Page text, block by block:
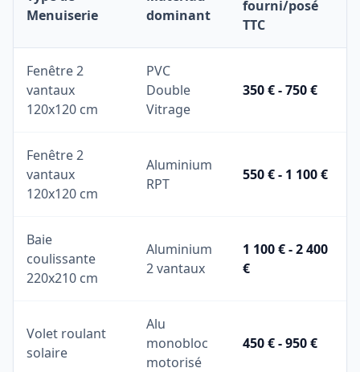
Menuiserie
dominant
fourni/posé
TTC
Fenêtre 2
vantaux
120x120 cm
PVC
Double
Vitrage
350 € - 750 €
Fenêtre 2
vantaux
120x120 cm
Aluminium
RPT
550 € - 1 100 €
Baie
coulissante
220x210 cm
Aluminium
2 vantaux
1 100 € - 2 400
€
Volet roulant
solaire
Alu
monobloc
motorisé
450 € - 950 €